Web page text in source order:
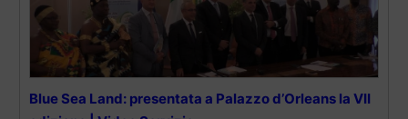
Blue Sea Land: presentata a Palazzo d’Orleans la VII